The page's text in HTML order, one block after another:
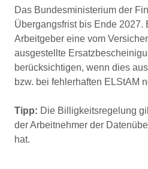
Das Bundesministerium der
Übergangsfrist bis Ende 2027.
Arbeitgeber eine vom
ausgestellte
berücksichtigen, wenn dies
bzw. bei fehlerhaften ELStAM
Tipp: Die Billigkeitsregelung
der Arbeitnehmer der
hat.